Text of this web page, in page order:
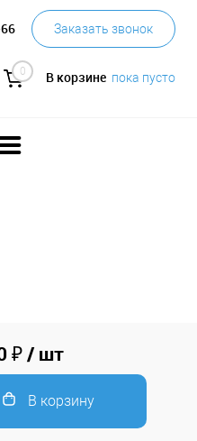
Заказать звонок
0 В корзине пока пусто
₽/ шт
В корзину